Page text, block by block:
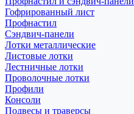
Гофрированный лист
Профнастил
Сэндвич-панели
Лотки металлические
Листовые лотки
Лестничные лотки
Проволочные лотки
Профили
Консоли
Подвесы и траверсы